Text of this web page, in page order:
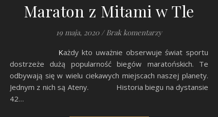
Maraton z Mitami w Tle
19 maja, 2020 / Brak komentarzy
Każdy kto uważnie obserwuje świat sportu
dostrzeże dużą popularność biegów maratońskich. Te
odbywają się w wielu ciekawych miejscach naszej planety.
Jednym z nich są Ateny. Historia biegu na dystansie
42…